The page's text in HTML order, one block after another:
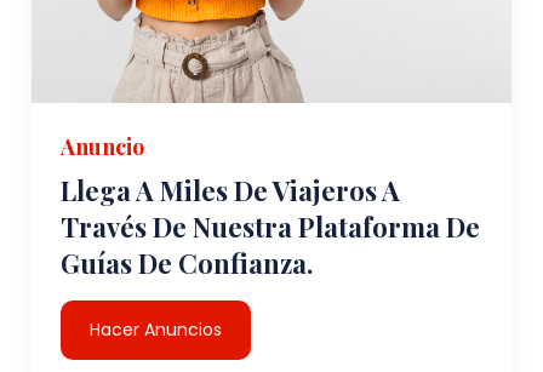
Anuncio
Llega A Miles De Viajeros A
Través De Nuestra Plataforma De
Guías De Confianza.
Hacer Anuncios